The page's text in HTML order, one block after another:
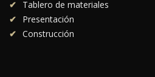
Tablero de materiales
Presentación
Construcción